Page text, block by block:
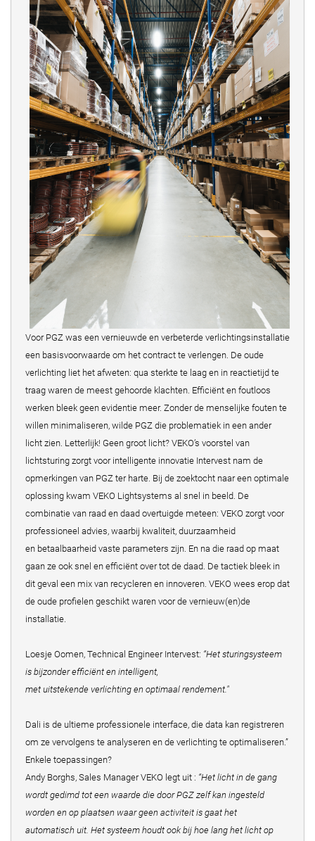
Voor PGZ was een vernieuwde en verbeterde verlichtingsinstallatie
een basisvoorwaarde om het contract te verlengen. De oude
verlichting liet het afweten: qua sterkte te laag en in reactietijd te
traag waren de meest gehoorde klachten. Efficiënt en foutloos
werken bleek geen evidentie meer. Zonder de menselijke fouten te
willen minimaliseren, wilde PGZ die problematiek in een ander
licht zien. Letterlijk! Geen groot licht? VEKO’s voorstel van
lichtsturing zorgt voor intelligente innovatie Intervest nam de
opmerkingen van PGZ ter harte. Bij de zoektocht naar een optimale
oplossing kwam VEKO Lightsystems al snel in beeld. De
combinatie van raad en daad overtuigde meteen: VEKO zorgt voor
professioneel advies, waarbij kwaliteit, duurzaamheid
en betaalbaarheid vaste parameters zijn. En na die raad op maat
gaan ze ook snel en efficiënt over tot de daad. De tactiek bleek in
dit geval een mix van recycleren en innoveren. VEKO wees erop dat
de oude profielen geschikt waren voor de vernieuw(en)de
installatie.
Loesje Oomen, Technical Engineer Intervest: “Het sturingsysteem
is bijzonder efficiënt en intelligent,
met uitstekende verlichting en optimaal rendement."
Dali is de ultieme professionele interface, die data kan registreren
om ze vervolgens te analyseren en de verlichting te optimaliseren.”
Enkele toepassingen?
Andy Borghs, Sales Manager VEKO legt uit : “Het licht in de gang
wordt gedimd tot een waarde die door PGZ zelf kan ingesteld
worden en op plaatsen waar geen activiteit is gaat het
automatisch uit. Het systeem houdt ook bij hoe lang het licht op